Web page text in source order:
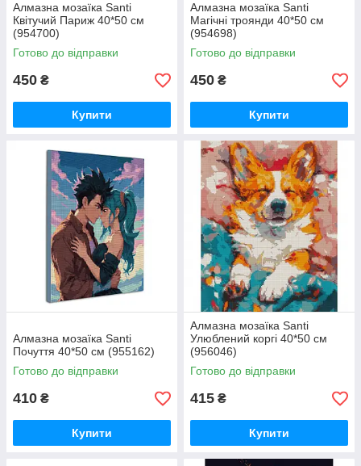
Алмазна мозаїка Santi
Квітучий Париж 40*50 см
(954700)
Готово до відправки
450 ₴
Купити
Алмазна мозаїка Santi
Магічні троянди 40*50 см
(954698)
Готово до відправки
450 ₴
Купити
Алмазна мозаїка Santi
Почуття 40*50 см (955162)
Готово до відправки
410 ₴
Купити
Алмазна мозаїка Santi
Улюблений коргі 40*50 см
(956046)
Готово до відправки
415 ₴
Купити